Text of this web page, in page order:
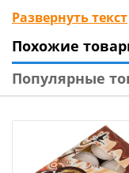
Вид упаковки:
Материал
ароматизатор,
Вес: 150 гр
Бренд: «Волшебная
Развернуть текст
Похожие
Популярные